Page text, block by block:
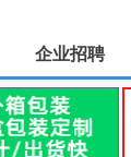
企业招聘